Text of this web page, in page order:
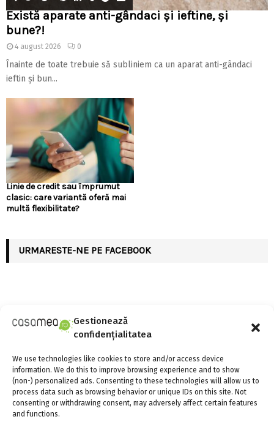
Gestionează
confidențialitatea
We use technologies like cookies to store and/or access device
information. We do this to improve browsing experience and to show
(non-) personalized ads. Consenting to these technologies will allow us to
process data such as browsing behavior or unique IDs on this site. Not
consenting or withdrawing consent, may adversely affect certain features
and functions.
Există aparate anti-gândaci și ieftine, și
bune?!
4 august 2026 0
Înainte de toate trebuie să subliniem ca un aparat anti-gândaci
ieftin și bun...
Linie de credit sau împrumut
clasic: care variantă oferă mai
multă flexibilitate?
URMARESTE-NE PE FACEBOOK
ARTICOLE RECENTE
oferă mai multă flexibilitate?
4 august 2026 0